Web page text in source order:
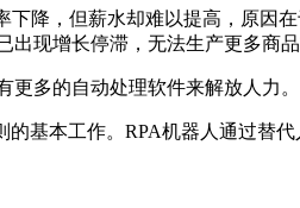
降，但薪水却难以提高，原因
现增长停滞，无法生产更多商品
多的自动处理软件来解放人力。
基本工作。RPA机器人通过替